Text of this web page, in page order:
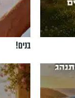
בנים!